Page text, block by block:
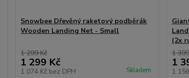
Snowbee Dřevěný raketový podběrák
Wooden Landing Net - Small
1 299 Kč
1 299 Kč
1 074 Kč bez DPH Skladem
(2x
1
1
1